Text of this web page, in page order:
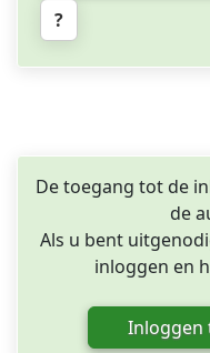
?
De toegang tot de
de
Als u bent
inloggen en
Inloggen